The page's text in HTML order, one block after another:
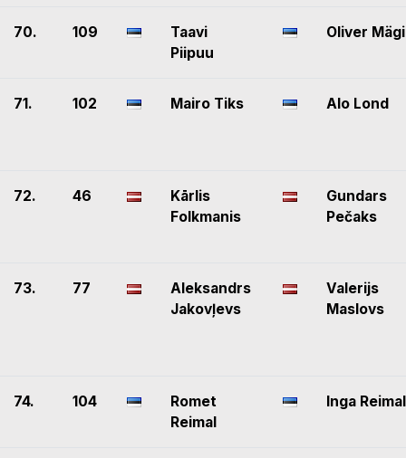
70. 109
Taavi
Piipuu
Oliver Mägi
71. 102 Mairo Tiks Alo Lond
72. 46
Kārlis
Folkmanis
Gundars
Pečaks
73. 77
Aleksandrs
Jakovļevs
Valerijs
Maslovs
74. 104
Romet
Reimal
Inga Reimal